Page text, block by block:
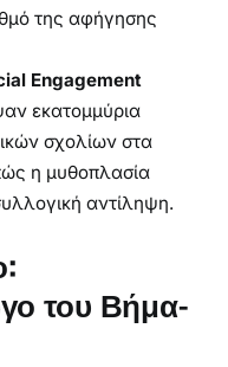
της αφήγησης
Engagement
εκατομμύρια
σχολίων στα
η μυθοπλασία
αντίληψη.
του Βήμα-